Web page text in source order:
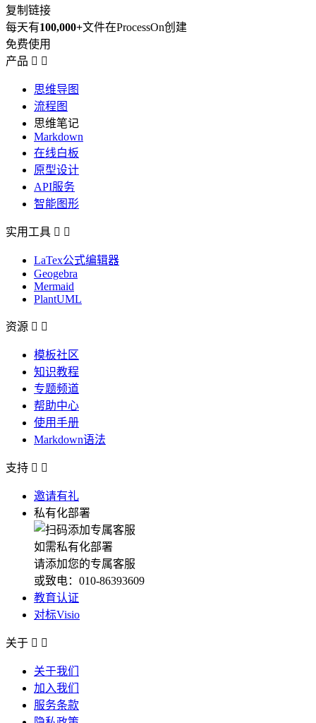
复制链接
每天有100,000+文件在ProcessOn创建
免费使用
产品  
思维导图
流程图
思维笔记
Markdown
在线白板
原型设计
API服务
智能图形
实用工具  
LaTex公式编辑器
Geogebra
Mermaid
PlantUML
资源  
模板社区
知识教程
专题频道
帮助中心
使用手册
Markdown语法
支持  
邀请有礼
私有化部署
如需私有化部署
请添加您的专属客服
或致电：010-86393609
教育认证
对标Visio
关于  
关于我们
加入我们
服务条款